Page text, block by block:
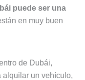
puede ser una
en muy buen
de Dubái,
alquilar un vehículo,